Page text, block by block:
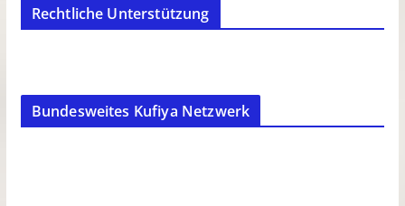
Rechtliche Unterstützung
Bundesweites Kufiya Netzwerk